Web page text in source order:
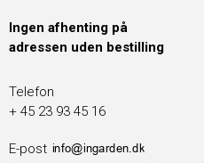
Ingen afhenting på
adressen uden bestilling
Telefon
+ 45 23 93 45 16
E-post